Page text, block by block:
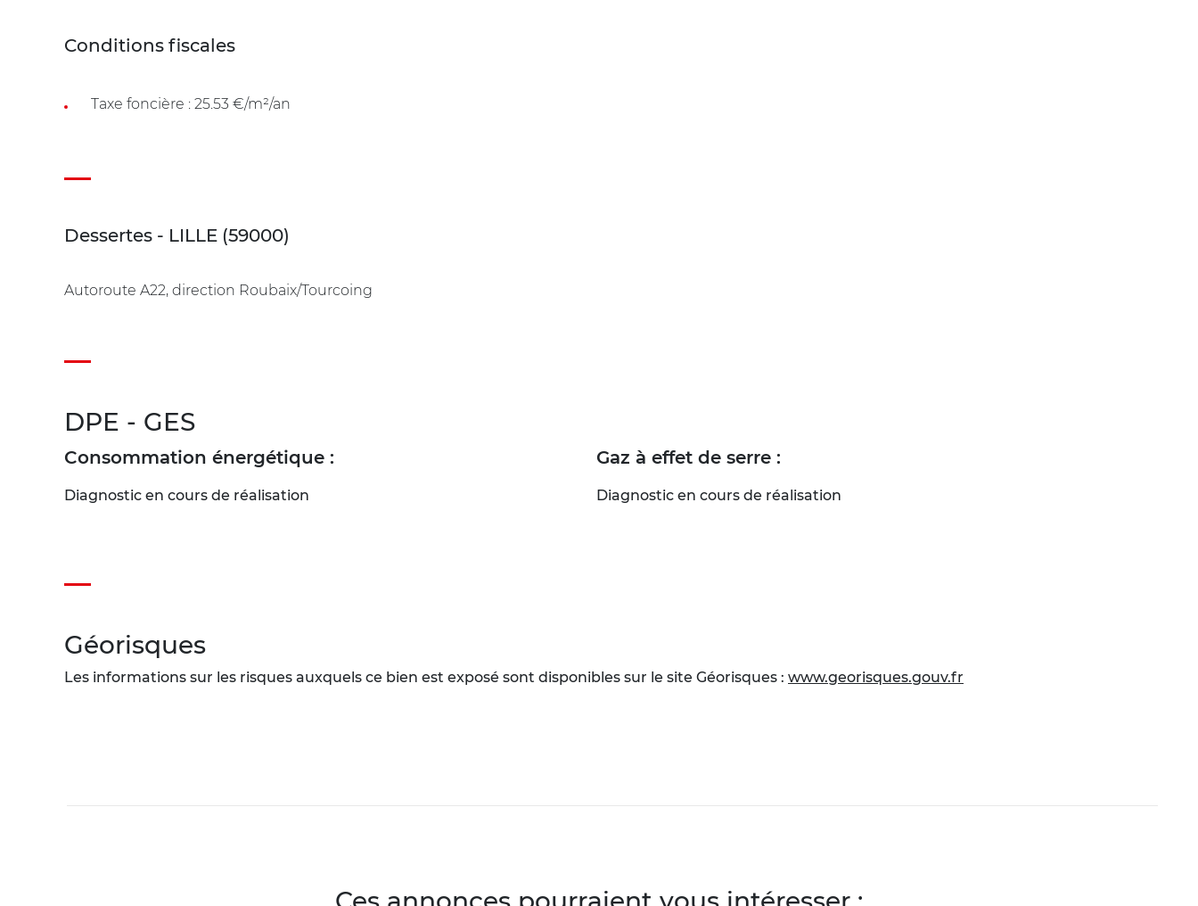
Conditions fiscales
Taxe foncière : 25.53 €/m²/an
Dessertes - LILLE (59000)
Autoroute A22, direction Roubaix/Tourcoing
DPE - GES
Consommation énergétique :
Diagnostic en cours de réalisation
Gaz à effet de serre :
Diagnostic en cours de réalisation
Géorisques
Les informations sur les risques auxquels ce bien est exposé sont disponibles sur le site Géorisques : www.georisques.gouv.fr